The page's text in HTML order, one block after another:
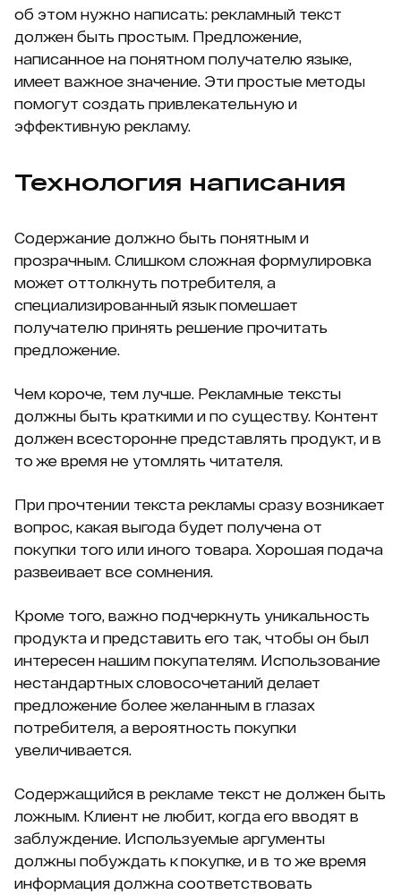
об этом нужно написать: рекламный текст
должен быть простым. Предложение,
написанное на понятном получателю языке,
имеет важное значение. Эти простые методы
помогут создать привлекательную и
эффективную рекламу.
Технология написания
Содержание должно быть понятным и
прозрачным. Слишком сложная формулировка
может оттолкнуть потребителя, а
специализированный язык помешает
получателю принять решение прочитать
предложение.
Чем короче, тем лучше. Рекламные тексты
должны быть краткими и по существу. Контент
должен всесторонне представлять продукт, и в
то же время не утомлять читателя.
При прочтении текста рекламы сразу возникает
вопрос, какая выгода будет получена от
покупки того или иного товара. Хорошая подача
развеивает все сомнения.
Кроме того, важно подчеркнуть уникальность
продукта и представить его так, чтобы он был
интересен нашим покупателям. Использование
нестандартных словосочетаний делает
предложение более желанным в глазах
потребителя, а вероятность покупки
увеличивается.
Содержащийся в рекламе текст не должен быть
ложным. Клиент не любит, когда его вводят в
заблуждение. Используемые аргументы
должны побуждать к покупке, и в то же время
информация должна соответствовать